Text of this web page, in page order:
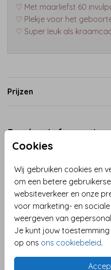
Cookies
Wij gebruiken cookies en
om een betere
websiteverkeer en onze
voor marketing- en
weergeven van
Je kunt jouw
op ons ons cookiebeleid.
♡ Met maarliefst 60
♡ Plekje voor het
♡ Super leuk als
Prijzen
Productinformatie
Leg de mooiste
kraambezoekboek,
van twee schattige dasjes.
illustratie maakt dit boek
verzamelen van de lieve
herinneringen van familie
kraamtijd. Je kunt de cover
personaliseren, zodat het
Toon meer
Collectie